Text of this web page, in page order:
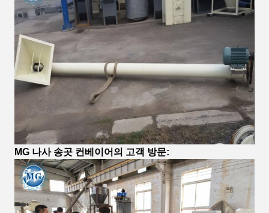
MG 나사 송곳 컨베이어의 고객 방문: